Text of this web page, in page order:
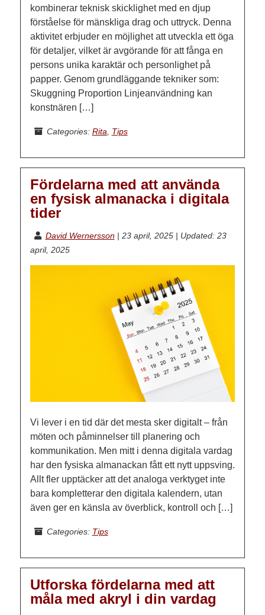
kombinerar teknisk skicklighet med en djup
förståelse för mänskliga drag och uttryck. Denna
aktivitet erbjuder en möjlighet att utveckla ett öga
för detaljer, vilket är avgörande för att fånga en
persons unika karaktär och personlighet på
papper. Genom grundläggande tekniker som:
Skuggning Proportion Linjeanvändning kan
konstnären […]
Categories: Rita Tips
Fördelarna med att använda
en fysisk almanacka i digitala
tider
David Wernersson | 23 april, 2025| Updated: 23
april, 2025
Vi lever i en tid där det mesta sker digitalt – från
möten och påminnelser till planering och
kommunikation. Men mitt i denna digitala vardag
har den fysiska almanackan fått ett nytt uppsving.
Allt fler upptäcker att det analoga verktyget inte
bara kompletterar den digitala kalendern, utan
även ger en känsla av överblick, kontroll och […]
Categories: Tips
Utforska fördelarna med att
måla med akryl i din vardag